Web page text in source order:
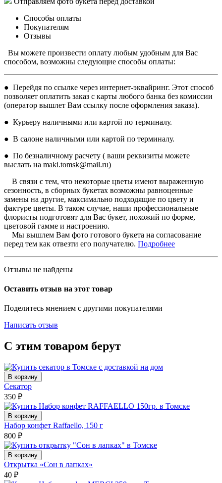
Способы оплаты
Покупателям
Отзывы
Вы можете произвести оплату любым удобным для Вас
способом, возможны следующие способы оплаты:
● Перейдя по ссылке через интернет-эквайринг. Этот способ
позволяет оплатить заказ с карты любого банка без комиссии
(оператор вышлет Вам ссылку после оформления заказа).
● Курьеру наличными или картой по терминалу.
● В салоне наличными или картой по терминалу.
● По безналичному расчету ( ваши реквизиты можете
выслать на maki.tomsk@mail.ru)
В связи с тем, что некоторые цветы имеют выраженную
сезонность, в сборных букетах возможны равноценные
замены на другие, максимально подходящие по цвету и
фактуре цветы. В таком случае, наши профессиональные
флористы подготовят для Вас букет, похожий по форме,
цветовой гамме и настроению.
Мы вышлем Вам фото готового букета на согласование
перед тем как отвезти его получателю. Подробнее
Отзывы не найдены
Оставить отзыв на этот товар
Поделитесь мнением с другими покупателями
Написать отзыв
С этим товаром берут
В корзину
Секатор
350 ₽
В корзину
Набор конфет Raffaello, 150 г
800 ₽
В корзину
Открытка «Сон в лапках»
40 ₽